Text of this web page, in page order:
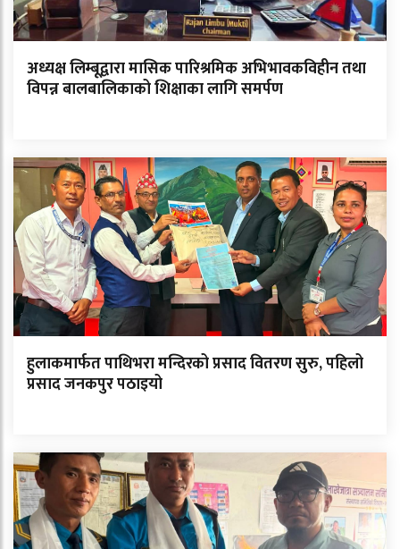
अध्यक्ष लिम्बूद्वारा मासिक पारिश्रमिक अभिभावकविहीन तथा
विपन्न बालबालिकाको शिक्षाका लागि समर्पण
हुलाकमार्फत पाथिभरा मन्दिरको प्रसाद वितरण सुरु, पहिलो
प्रसाद जनकपुर पठाइयो